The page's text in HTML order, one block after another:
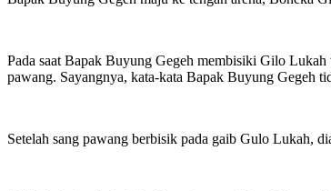
Pada saat Bapak Buyung Gegeh membisiki Gilo Lukah
pawang. Sayangnya, kata-kata Bapak Buyung Gegeh
Setelah sang pawang berbisik pada gaib Gulo Lukah,